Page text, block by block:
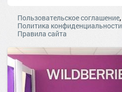
Пользовательское соглашение,
Политика конфиденциальности
Правила сайта